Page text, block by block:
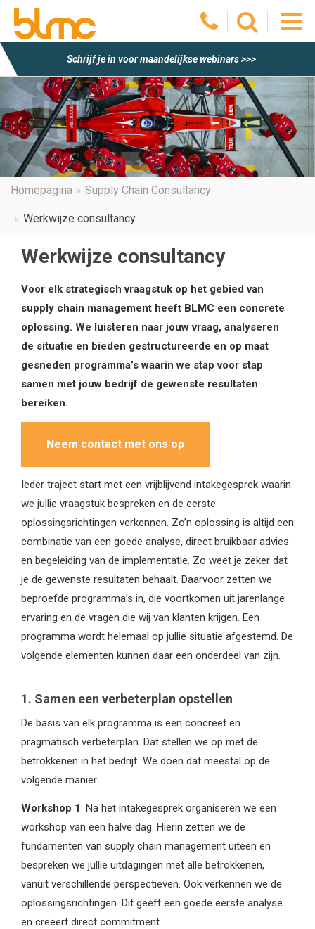
Schrijf je in voor maandelijkse webinars >>>
Homepagina Supply Chain Consultancy
Werkwijze consultancy
Werkwijze consultancy
Voor elk strategisch vraagstuk op het gebied van
supply chain management heeft BLMC een concrete
oplossing. We luisteren naar jouw vraag, analyseren
de situatie en bieden gestructureerde en op maat
gesneden programma’s waarin we stap voor stap
samen met jouw bedrijf de gewenste resultaten
bereiken.
Neem contact met ons op
Ieder traject start met een vrijblijvend intakegesprek waarin
we jullie vraagstuk bespreken en de eerste
oplossingsrichtingen verkennen. Zo’n oplossing is altijd een
combinatie van een goede analyse, direct bruikbaar advies
en begeleiding van de implementatie. Zo weet je zeker dat
je de gewenste resultaten behaalt. Daarvoor zetten we
beproefde programma’s in, die voortkomen uit jarenlange
ervaring en de vragen die wij van klanten krijgen. Een
programma wordt helemaal op jullie situatie afgestemd. De
volgende elementen kunnen daar een onderdeel van zijn.
1. Samen een verbeterplan opstellen
De basis van elk programma is een concreet en
pragmatisch verbeterplan. Dat stellen we op met de
betrokkenen in het bedrijf. We doen dat meestal op de
volgende manier.
Workshop 1: Na het intakegesprek organiseren we een
workshop van een halve dag. Hierin zetten we de
fundamenten van supply chain management uiteen en
bespreken we jullie uitdagingen met alle betrokkenen,
vanuit verschillende perspectieven. Ook verkennen we de
oplossingsrichtingen. Dit geeft een goede eerste analyse
en creëert direct commitment.